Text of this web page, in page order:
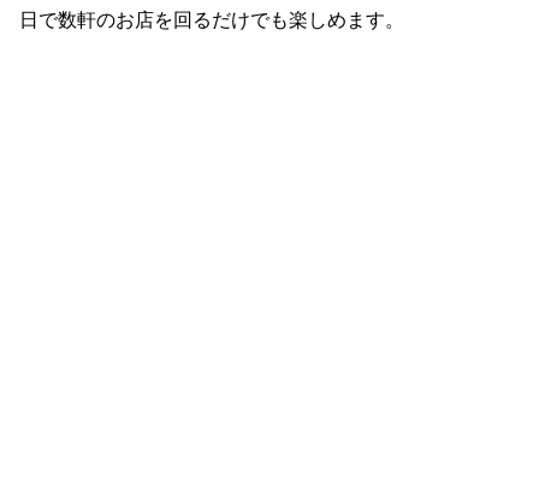
日で数軒のお店を回るだけでも楽しめます。